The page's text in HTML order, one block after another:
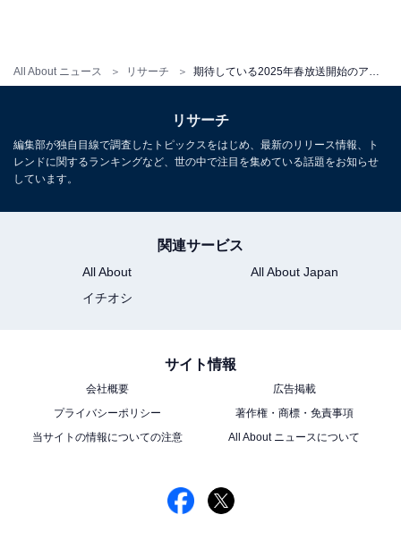
All About ニュース リサーチ 期待している2025年春放送開始のアニメランキング！ 2位『謎解きはディナーのあとで』、1位は？
リサーチ
編集部が独自目線で調査したトピックスをはじめ、最新のリリース情報、ト
レンドに関するランキングなど、世の中で注目を集めている話題をお知らせ
しています。
関連サービス
All About
All About Japan
イチオシ
サイト情報
会社概要
広告掲載
プライバシーポリシー
著作権・商標・免責事項
当サイトの情報についての注意
All About ニュースについて